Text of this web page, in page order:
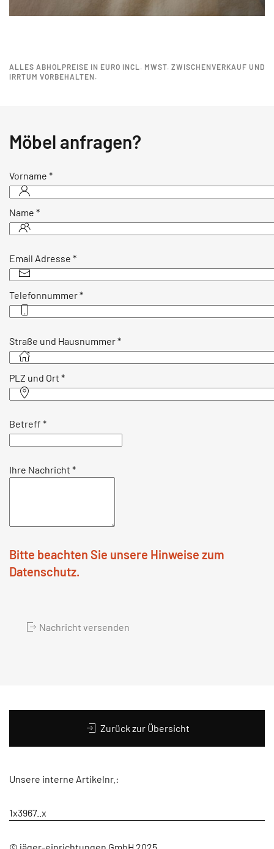
ALLES ABHOLPREISE IN EURO INCL. MWST. ZWISCHENVERKAUF UND
IRRTUM VORBEHALTEN.
Möbel anfragen?
Vorname *
Name *
Email Adresse *
Telefonnummer*
Straße und Hausnummer*
PLZ und Ort *
Betreff *
Ihre Nachricht *
Bitte beachten Sie unsere Hinweise zum
Datenschutz.
Nachricht versenden
Zurück zur Übersicht
Unsere interne Artikelnr.:
1x3967..x
© jäger-einrichtungen GmbH 2025